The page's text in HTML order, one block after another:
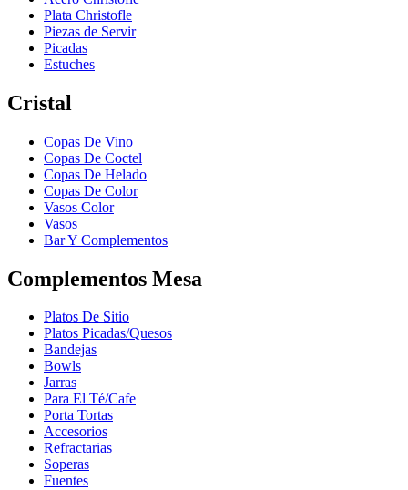
Plata Christofle
Piezas de Servir
Picadas
Estuches
Cristal
Copas De Vino
Copas De Coctel
Copas De Helado
Copas De Color
Vasos Color
Vasos
Bar Y Complementos
Complementos Mesa
Platos De Sitio
Platos Picadas/Quesos
Bandejas
Bowls
Jarras
Para El Té/Cafe
Porta Tortas
Accesorios
Refractarias
Soperas
Fuentes